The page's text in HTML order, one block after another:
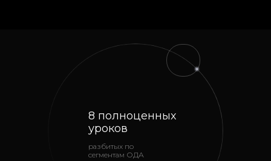
8 полноценных
уроков
разбитых по
сегментам ОДА